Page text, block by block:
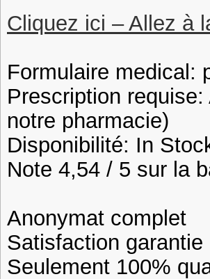
Cliquez ici – Allez à
Formulaire medical:
Prescription
notre pharmacie)
Disponibilité: In
Note 4,54 / 5 sur la
Anonymat complet
Satisfaction garantie
Seulement 100%